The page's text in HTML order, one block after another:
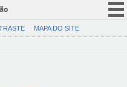
CORONAVÍRUS (COVID-19)
MAPA DO SITE